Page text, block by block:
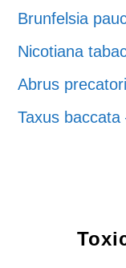
Brunfelsia
Nicotiana
Abrus
Taxus baccata